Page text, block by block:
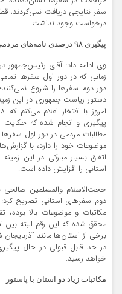
سفر نتایجی دریافت نمی‌کردند،
درخواست وجود نداشت.
پیگیری ۹۸ درصدی نامه‌های مردمی
وی ادامه داد: آقای رئیس‌جمهور در
زمانی که در دور اول سفرها
دور دوم سفرها را شروع
دستور ریاست جمهوری در این
پیگیری و انجام شده که حکایت
مطالبات مردمی در دور اول
موضوعات خود را دارد، با
اتفاق بسیار مبارکی در این
استانی را افزایش داده است.
حجت‌الاسلام والمسلمین صالحی
دوم سفرهای استانی تصریح
محقق شده که این رقم البته بین
برخی از استان‌ها مانند
در حد قابل قبولی در حال
خواهد رسید.
مکاتبات زیاد دو استان با پاستور